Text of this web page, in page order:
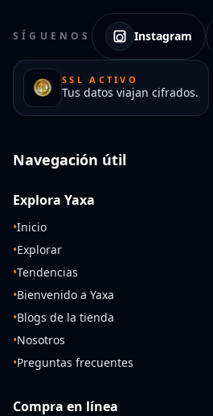
SÍGUENOS Instagram
SSL ACTIVO
Tus datos viajan cifrados.
Navegación útil
Explora Yaxa
•Inicio
•Explorar
•Tendencias
•Bienvenido a Yaxa
•Blogs de la tienda
•Nosotros
•Preguntas frecuentes
Compra en línea